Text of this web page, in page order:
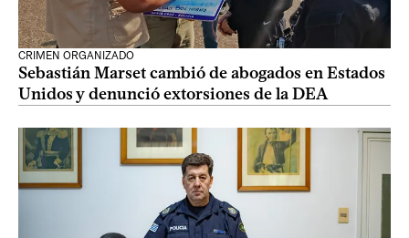
CRIMEN ORGANIZADO
Sebastián Marset cambió de abogados en Estados
Unidos y denunció extorsiones de la DEA